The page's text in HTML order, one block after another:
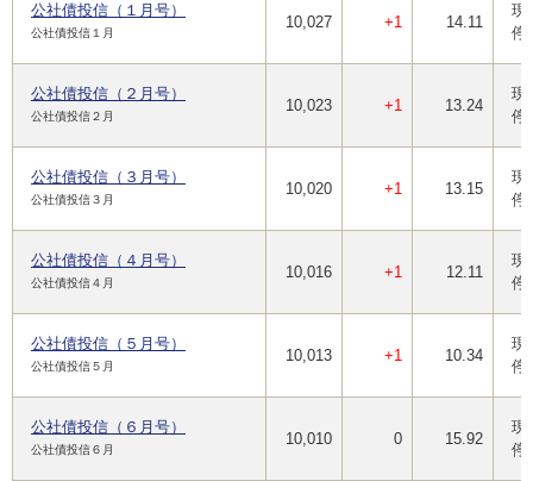
公社債投信（１月号）
公社債投信１月
10,027 +1 14.11
現
停
公社債投信（２月号）
公社債投信２月
10,023 +1 13.24
現
停
公社債投信（３月号）
公社債投信３月
10,020 +1 13.15
現
停
公社債投信（４月号）
公社債投信４月
10,016 +1 12.11
現
停
公社債投信（５月号）
公社債投信５月
10,013 +1 10.34
現
停
公社債投信（６月号）
公社債投信６月
10,010 0 15.92
現
停